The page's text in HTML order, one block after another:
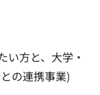
い方と、大学・
の連携事業)